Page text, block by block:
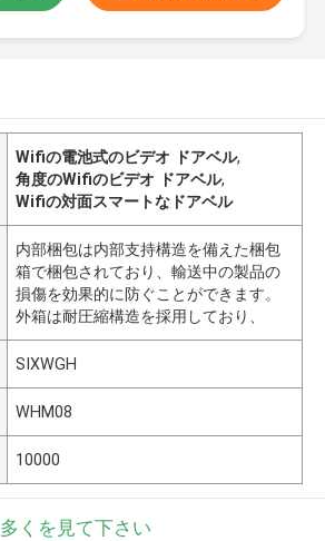
Wifiの電池式のビデオ ドアベル,
角度のWifiのビデオ ドアベル,
Wifiの対面スマートなドアベル
内部梱包は内部支持構造を備えた梱包
箱で梱包されており、輸送中の製品の
損傷を効果的に防ぐことができます。
外箱は耐圧縮構造を採用しており、
SIXWGH
WHM08
10000
多くを見て下さい